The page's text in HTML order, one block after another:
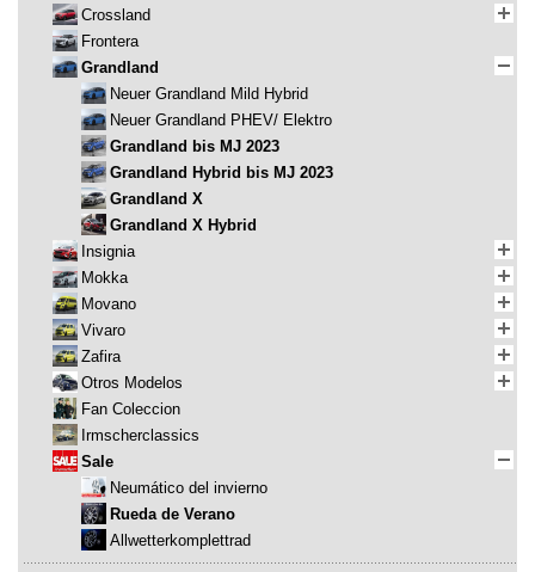
Crossland
Frontera
Grandland
Neuer Grandland Mild Hybrid
Neuer Grandland PHEV/ Elektro
Grandland bis MJ 2023
Grandland Hybrid bis MJ 2023
Grandland X
Grandland X Hybrid
Insignia
Mokka
Movano
Vivaro
Zafira
Otros Modelos
Fan Coleccion
Irmscherclassics
Sale
Neumático del invierno
Rueda de Verano
Allwetterkomplettrad